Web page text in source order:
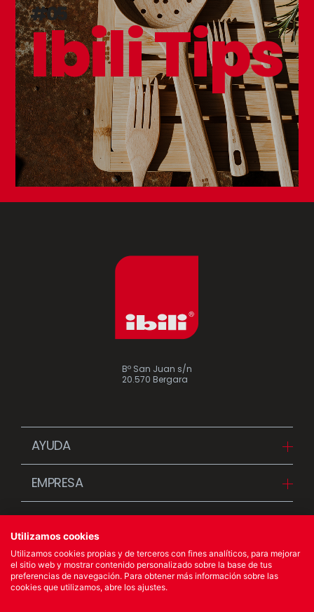
Cacillo Vintage Bordeaux
Tetera Vintage
Bordeaux
Mantequillera Vintage
Fuente Honda Oval
Vintage Bordeaux
Orinal Vintage Bordeaux
Rustidera con Asas
Vintage Bordeaux
#05
Ibili Tips
Bº San Juan s/n
20.570 Bergara
AYUDA
Contacta con IBILI (Distribuidores)
Contacta con IBILI (Particulares)
EMPRESA
Noticias
Política de Calidad
Utilizamos cookies
Utilizamos cookies propias y de terceros con fines analíticos, para mejorar
el sitio web y mostrar contenido personalizado sobre la base de tus
preferencias de navegación. Para obtener más información sobre las
cookies que utilizamos, abre los ajustes.